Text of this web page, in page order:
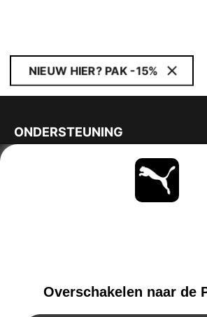
NIEUW HIER? PAK -15%
ONDERSTEUNING